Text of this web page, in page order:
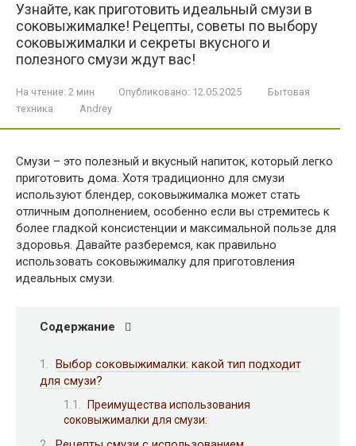
Узнайте, как приготовить идеальный смузи в
соковыжималке! Рецепты, советы по выбору
соковыжималки и секреты вкусного и
полезного смузи ждут вас!
На чтение: 2 мин Опубликовано: 12.05.2025
Бытовая
техника
Andrey
Смузи – это полезный и вкусный напиток‚ который легко
приготовить дома. Хотя традиционно для смузи
используют блендер‚ соковыжималка может стать
отличным дополнением‚ особенно если вы стремитесь к
более гладкой консистенции и максимальной пользе для
здоровья. Давайте разберемся‚ как правильно
использовать соковыжималку для приготовления
идеальных смузи.
Содержание
Выбор соковыжималки: какой тип подходит
для смузи?
Преимущества использования
соковыжималки для смузи: